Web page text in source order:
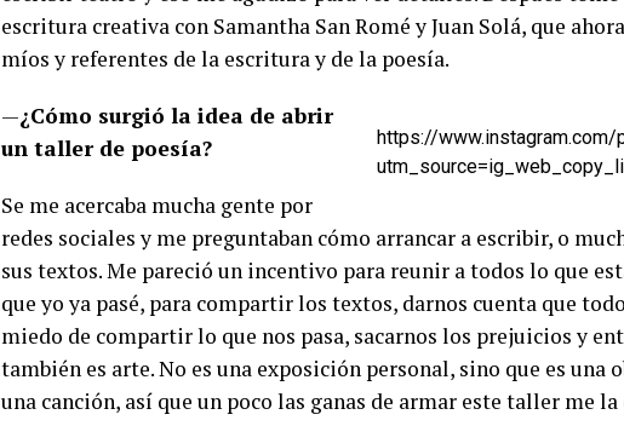
escritura creativa con Samantha San Romé y Juan Solá, que
míos y referentes de la escritura y de la poesía.
https://
—¿Cómo surgió la idea de abrir
un taller de poesía?
Se me acercaba mucha gente por
redes sociales y me preguntaban cómo arrancar a escribir, o
sus textos. Me pareció un incentivo para reunir a todos lo que
que yo ya pasé, para compartir los textos, darnos cuenta que
miedo de compartir lo que nos pasa, sacarnos los prejuicios y
también es arte. No es una exposición personal, sino que es una
una canción, así que un poco las ganas de armar este taller me